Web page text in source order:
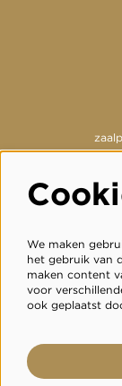
We maken
het gebruik van
maken content
voor
ook geplaatst